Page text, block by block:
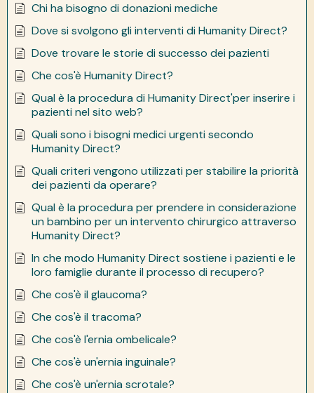
Chi ha bisogno di donazioni mediche
Dove si svolgono gli interventi di Humanity Direct?
Dove trovare le storie di successo dei pazienti
Che cos'è Humanity Direct?
Qual è la procedura di Humanity Direct'per inserire i
pazienti nel sito web?
Quali sono i bisogni medici urgenti secondo
Humanity Direct?
Quali criteri vengono utilizzati per stabilire la priorità
dei pazienti da operare?
Qual è la procedura per prendere in considerazione
un bambino per un intervento chirurgico attraverso
Humanity Direct?
In che modo Humanity Direct sostiene i pazienti e le
loro famiglie durante il processo di recupero?
Che cos'è il glaucoma?
Che cos'è il tracoma?
Che cos'è l'ernia ombelicale?
Che cos'è un'ernia inguinale?
Che cos'è un'ernia scrotale?